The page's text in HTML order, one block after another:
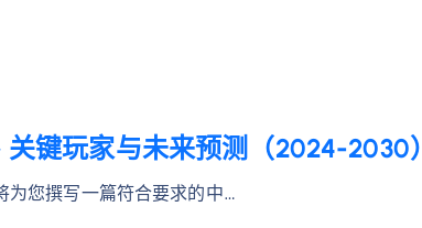
键玩家与未来预测（2024-2030）
为您撰写一篇符合要求的中…